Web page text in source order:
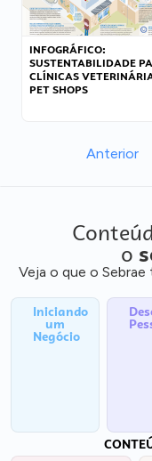
INFOGRÁFICO:
SUSTENTABILIDADE
CLÍNICAS
PET SHOPS
Anterior
o
Veja o que o
Iniciando
um
Negócio